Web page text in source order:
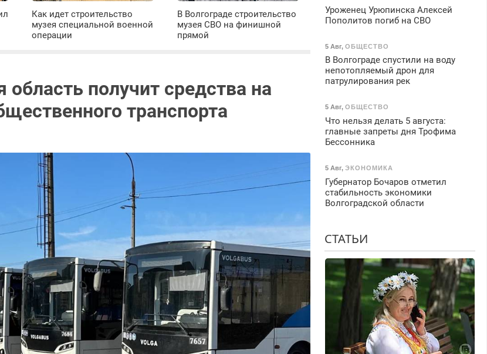
Как идет строительство
музея специальной военной
операции
В Волгограде строительство
музея СВО на финишной
прямой
область получит средства на
транспорта
Уроженец Урюпинска Алексей
Пополитов погиб на СВО
5 Авг, ОБЩЕСТВО
В Волгограде спустили на воду
непотопляемый дрон для
патрулирования рек
5 Авг, ОБЩЕСТВО
Что нельзя делать 5 августа:
главные запреты дня Трофима
Бессонника
5 Авг, ЭКОНОМИКА
Губернатор Бочаров отметил
стабильность экономики
Волгоградской области
СТАТЬИ